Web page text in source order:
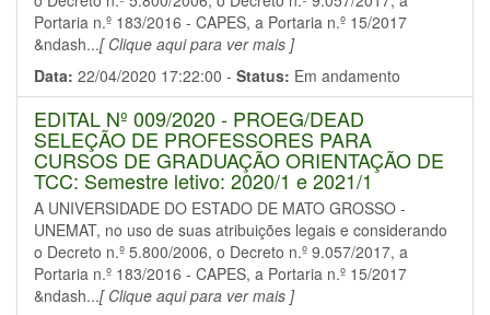
Portaria n.º 183/2016 - CAPES, a Portaria n.º 15/2017
&ndash...[ Clique aqui para ver mais ]
Data: 22/04/2020 17:22:00 - Status: Em andamento
EDITAL Nº 009/2020 - PROEG/DEAD
SELEÇÃO DE PROFESSORES PARA
CURSOS DE GRADUAÇÃO ORIENTAÇÃO DE
TCC: Semestre letivo: 2020/1 e 2021/1
A UNIVERSIDADE DO ESTADO DE MATO GROSSO -
UNEMAT, no uso de suas atribuições legais e considerando
o Decreto n.º 5.800/2006, o Decreto n.º 9.057/2017, a
Portaria n.º 183/2016 - CAPES, a Portaria n.º 15/2017
&ndash...[ Clique aqui para ver mais ]